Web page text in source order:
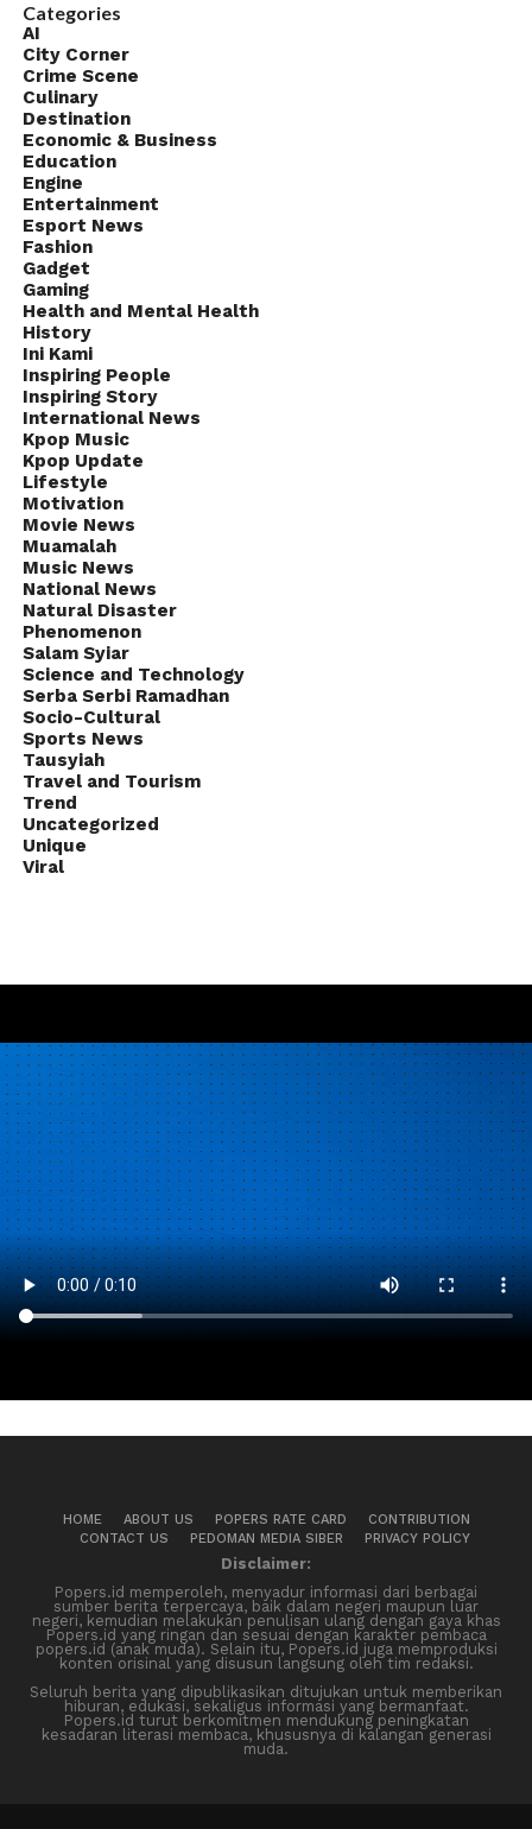
Categories
AI
City Corner
Crime Scene
Culinary
Destination
Economic & Business
Education
Engine
Entertainment
Esport News
Fashion
Gadget
Gaming
Health and Mental Health
History
Ini Kami
Inspiring People
Inspiring Story
International News
Kpop Music
Kpop Update
Lifestyle
Motivation
Movie News
Muamalah
Music News
National News
Natural Disaster
Phenomenon
Salam Syiar
Science and Technology
Serba Serbi Ramadhan
Socio-Cultural
Sports News
Tausyiah
Travel and Tourism
Trend
Uncategorized
Unique
Viral
HOME ABOUT US POPERS RATE CARD
CONTRIBUTION
CONTACT US
PEDOMAN MEDIA SIBER PRIVACY POLICY
Disclaimer:
Popers.id memperoleh, menyadur informasi dari berbagai
sumber berita terpercaya, baik dalam negeri maupun luar
negeri, kemudian melakukan penulisan ulang dengan gaya khas
Popers.id yang ringan dan sesuai dengan karakter pembaca
popers.id (anak muda). Selain itu, Popers.id juga memproduksi
konten orisinal yang disusun langsung oleh tim redaksi.
Seluruh berita yang dipublikasikan ditujukan untuk memberikan
hiburan, edukasi, sekaligus informasi yang bermanfaat.
Popers.id turut berkomitmen mendukung peningkatan
kesadaran literasi membaca, khususnya di kalangan generasi
muda.